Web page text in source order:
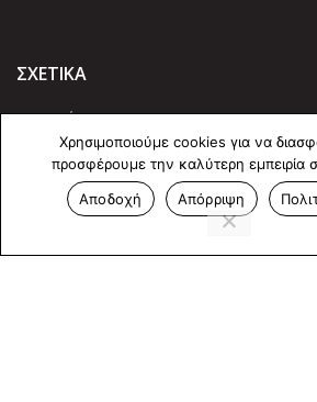
ΣΧΕΤΙΚΑ
Η Εταιρία μας
Προϊόντα
Οι Υπηρεσίες μας
Χρησιμοποιούμε cookies για να
προσφέρουμε την καλύτερη εμπειρία
Αποδοχή
Απόρριψη